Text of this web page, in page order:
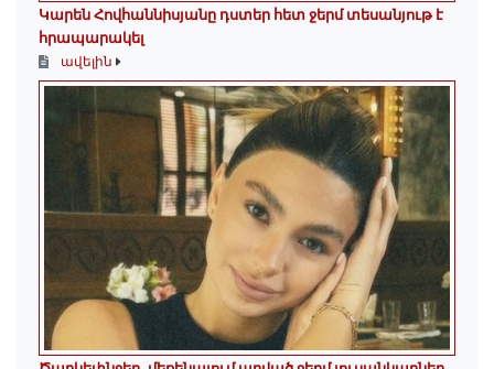
Կարեն Հովհաննիսյանը դստեր հետ ջերմ տեսանյութ է
հրապարակել
ավելին